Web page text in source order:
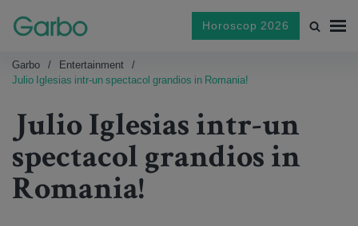
Horoscop 2026
Garbo
Entertainment
Julio Iglesias intr-un spectacol grandios in Romania!
Julio Iglesias intr-un
spectacol grandios in
Romania!